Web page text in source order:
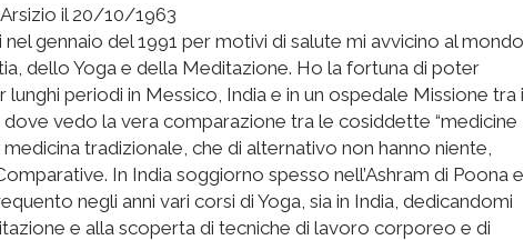
il 20/10/1963
nel gennaio del 1991 per motivi di salute mi avvicino al mondo
dello Yoga e della Meditazione. Ho la fortuna di poter
lunghi periodi in Messico, India e in un ospedale Missione tra i
dove vedo la vera comparazione tra le cosiddette “medicine
medicina tradizionale, che di alternativo non hanno niente,
In India soggiorno spesso nell’Ashram di Poona e
negli anni vari corsi di Yoga, sia in India, dedicandomi
e alla scoperta di tecniche di lavoro corporeo e di